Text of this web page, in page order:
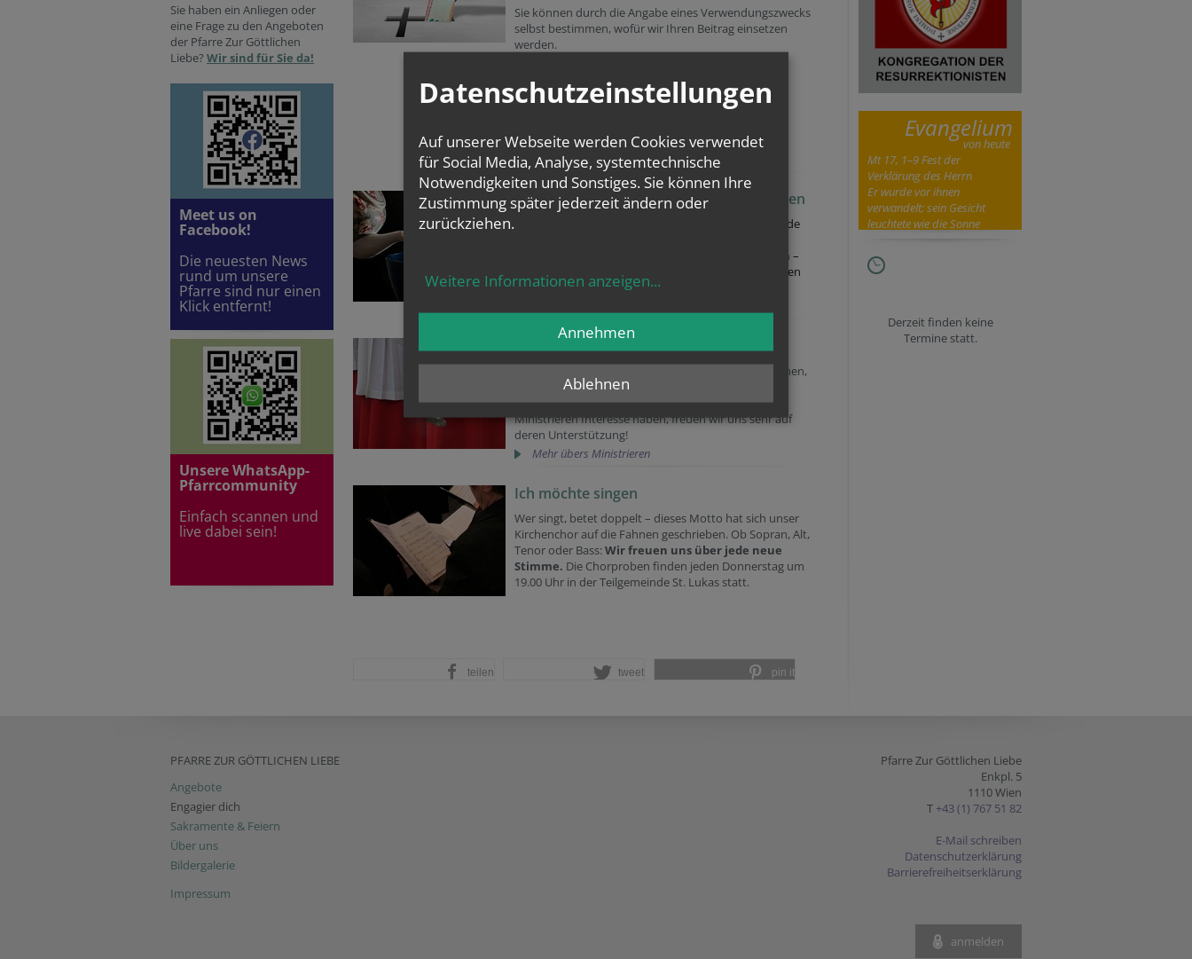
Sie haben ein Anliegen oder
eine Frage zu den Angeboten
der Pfarre Zur Göttlichen
Liebe? Wir sind für Sie da!
Meet us on
Facebook!
Die neuesten News
rund um unsere
Pfarre sind nur einen
Klick entfernt!
Unsere WhatsApp-
Pfarrcommunity
Einfach scannen und
live dabei sein!
Sie können durch die Angabe eines Verwendungszwecks
selbst bestimmen, wofür wir Ihren Beitrag einsetzen
werden.
AT80 1200 0100 0992 7798
Zu den Möglichkeiten
Ich möchte in der Wärmestube mitarbeiten
Für unsere Wärmestube im Pfarrsaal der Teilgemeinde
Zeit für unsere Gäste nehmen –
nicht nur, um sie zu bewirten, sondern auch, um ihnen
das Gefühl zu geben, dass jemand für sie da ist.
Ministrieren – Dienst am Altar
Wie erbaulich ist eine Messe mit vielen MinistrantInnen,
die den Priester bei der Feier der Heiligen Messe
unterstützen! Wenn Kinder und Jugendliche am
Ministrieren Interesse haben, freuen wir uns sehr auf
deren Unterstützung!
Mehr übers Ministrieren
Ich möchte singen
Wer singt, betet doppelt – dieses Motto hat sich unser
Kirchenchor auf die Fahnen geschrieben. Ob Sopran, Alt,
Tenor oder Bass:Wir freuen uns über jede neue
Stimme. Die Chorproben finden jeden Donnerstag um
19.00 Uhr in der Teilgemeinde St. Lukas statt.
teilen tweet pin it
Evangelium
von heute
Mt 17, 1–9 Fest der
Verklärung des Herrn
Er wurde vor ihnen
verwandelt; sein Gesicht
leuchtete wie die Sonne
Derzeit finden keine
Termine statt.
PFARRE ZUR GÖTTLICHEN LIEBE
Angebote
Engagier dich
Sakramente & Feiern
Über uns
Bildergalerie
Impressum
Pfarre Zur Göttlichen Liebe
Enkpl. 5
1110 Wien
T +43 (1) 767 51 82
E-Mail schreiben
Datenschutzerklärung
Barrierefreiheitserklärung
anmelden
Datenschutzeinstellungen
Auf unserer Webseite werden Cookies verwendet
für Social Media, Analyse, systemtechnische
Notwendigkeiten und Sonstiges. Sie können Ihre
Zustimmung später jederzeit ändern oder
zurückziehen.
Weitere Informationen anzeigen...
Ablehnen
Annehmen